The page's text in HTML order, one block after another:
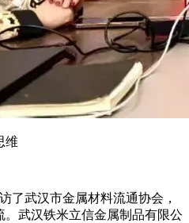
维
了武汉市金属材料流通协会，
武汉铁米立信金属制品有限公